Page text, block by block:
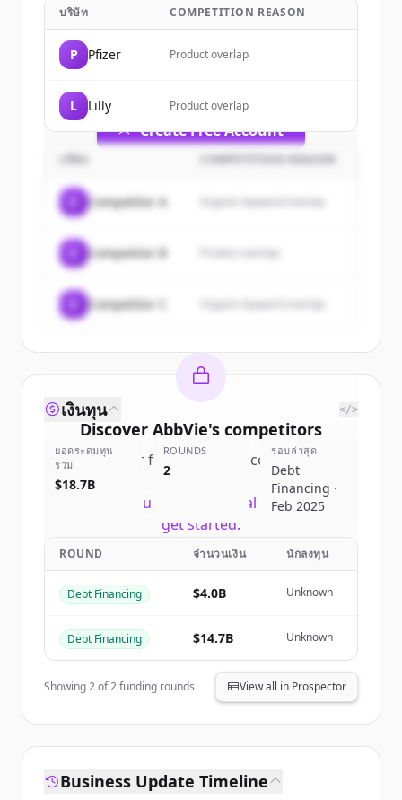
Sign up for free to view all customers
New accounts include trial credits to
Create Free Account
มีบัญชีอยู่แล้วใช่ไหมลงชื่อเข้าใช้
บริษัท COMPETITION REASON
P Pfizer Product overlap
L Lilly Product overlap
COMPETITION REASON
Competitor A Organic keyword overlap
Competitor B
Competitor C Organic keyword overlap
Discover AbbVie's competitors
Sign up for free to view all competitors
of
New accounts include trial credits to
get started.
Create Free Account
เงินทุน </>
ยอดระดมทุน
รวม
$18.7B
ROUNDS
2
รอบล่าสุด
Debt
Financing ·
Feb 2025
ROUND จำนวนเงิน นักลงทุน
Debt Financing $4.0B Unknown
Debt Financing $14.7B Unknown
Showing2of2funding rounds View all in Prospector
Business Update Timeline